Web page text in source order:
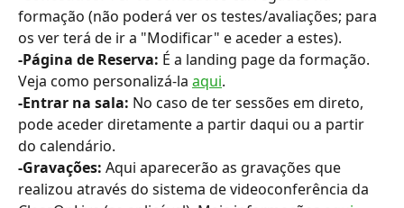
formação (não poderá ver os testes/avaliações; para
os ver terá de ir a "Modificar" e aceder a estes).
-Página de Reserva: É a landing page da formação.
Veja como personalizá-la aqui.
-Entrar na sala: No caso de ter sessões em direto,
pode aceder diretamente a partir daqui ou a partir
do calendário.
-Gravações: Aqui aparecerão as gravações que
realizou através do sistema de videoconferência da